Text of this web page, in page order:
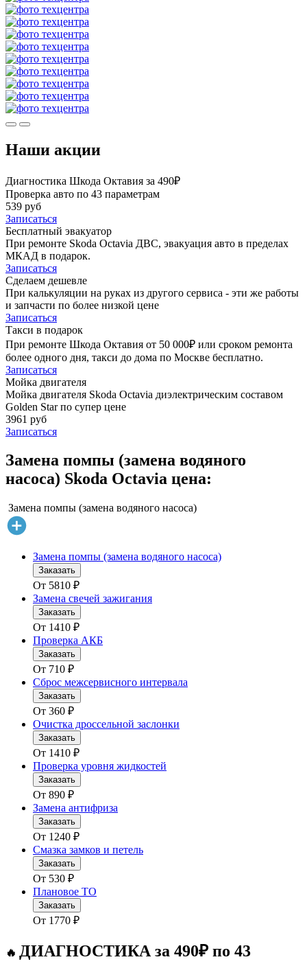
Наши акции
Диагностика Шкода Октавия за 490₽
Проверка авто по 43 параметрам
539 руб
Записаться
Бесплатный эвакуатор
При ремонте Skoda Octavia ДВС, эвакуация авто в пределах
МКАД в подарок.
Записаться
Сделаем дешевле
При калькуляции на руках из другого сервиса - эти же работы
и запчасти по более низкой цене
Записаться
Такси в подарок
При ремонте Шкода Октавия от 50 000₽ или сроком ремонта
более одного дня, такси до дома по Москве бесплатно.
Записаться
Мойка двигателя
Мойка двигателя Skoda Octavia диэлектрическим составом
Golden Star по супер цене
3961 руб
Записаться
Замена помпы (замена водяного
насоса) Skoda Octavia цена:
Замена помпы (замена водяного насоса)
Замена помпы (замена водяного насоса)
Заказать
От 5810 ₽
Замена свечей зажигания
Заказать
От 1410 ₽
Проверка АКБ
Заказать
От 710 ₽
Сброс межсервисного интервала
Заказать
От 360 ₽
Очистка дроссельной заслонки
Заказать
От 1410 ₽
Проверка уровня жидкостей
Заказать
От 890 ₽
Замена антифриза
Заказать
От 1240 ₽
Смазка замков и петель
Заказать
От 530 ₽
Плановое ТО
Заказать
От 1770 ₽
🔥 ДИАГНОСТИКА за 490₽ по 43